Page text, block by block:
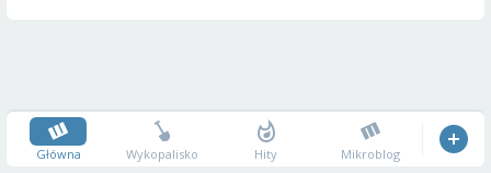
Główna Wykopalisko Hity Mikroblog